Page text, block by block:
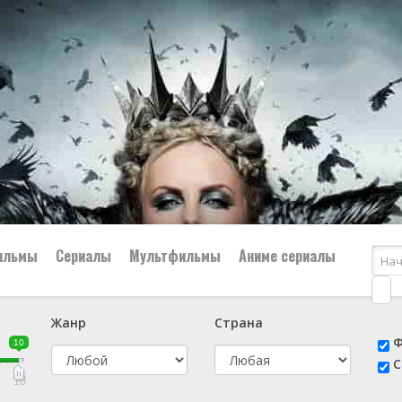
👨‍✈️ Военный
🕵️‍♂️ Детектив
Сериалы Мультфильмы Аниме сериалы
10
10
Жанр
Страна